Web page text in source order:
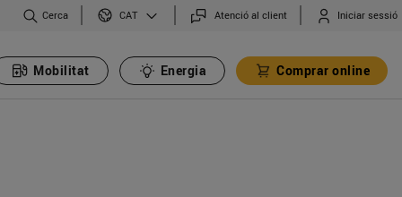
Cerca CAT Atenció al client Iniciar sessió
Mobilitat Energia Comprar online